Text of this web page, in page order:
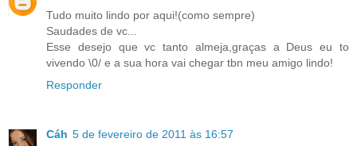
Tudo muito lindo por aqui!(como sempre)
Saudades de vc...
Esse desejo que vc tanto almeja,graças a Deus eu to
vivendo \0/ e a sua hora vai chegar tbn meu amigo lindo!
Responder
Cáh 5 de fevereiro de 2011 às 16:57